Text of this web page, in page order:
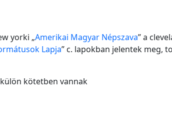
yorki „Amerikai Magyar Népszava” a
Lapja” c. lapokban jelentek meg,
kötetben vannak